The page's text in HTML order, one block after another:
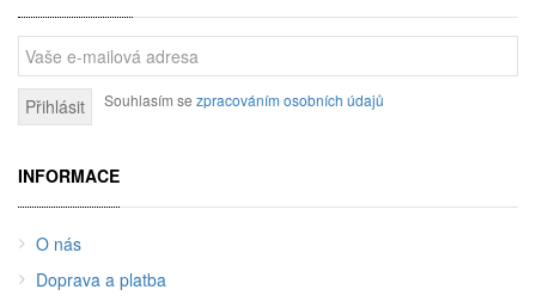
Přihlásit Souhlasím se zpracováním osobních údajů
INFORMACE
O nás
Doprava a platba